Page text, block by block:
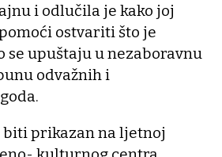
i odlučila je kako joj
ostvariti što je
se upuštaju u nezaboravnu
odvažnih i
biti prikazan na ljetnoj